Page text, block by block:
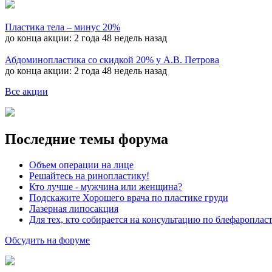
Пластика тела – минус 20%
до конца акции: 2 года 48 недель назад
Абдоминопластика со скидкой 20% у А.В. Петрова
до конца акции: 2 года 48 недель назад
Все акции
Последние темы форума
Объем операции на лице
Решайтесь на ринопластику!
Кто лучше - мужчина или женщина?
Подскажите Хорошего врача по пластике груди
Лазерная липосакция
Для тех, кто собирается на консультацию по
Обсудить на форуме